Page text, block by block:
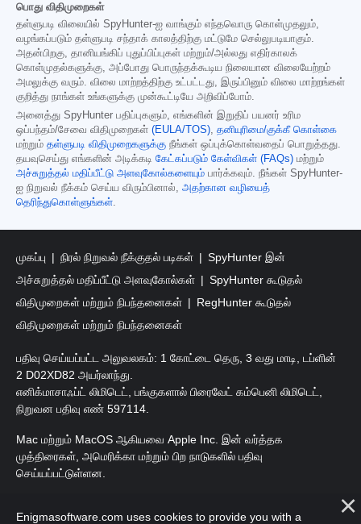
பொது விதிமுறைகள்
தள்ளுபடி விலையில் SpyHunter-ஐ வாங்கும் எந்தவொரு கொள்முதலும்,
வழங்கப்படும் தள்ளுபடி சந்தாக் காலத்திற்கு மட்டுமே செல்லுபடியாகும்.
அதன்பிறகு, தானியங்கிப் புதுப்பிப்புகள் மற்றும்/அல்லது எதிர்காலக்
கொள்முதல்களுக்கு, அப்போது பொருந்தக்கூடிய நிலையான விலையேற்றம்
அமலுக்கு வரும். விலை மாற்றத்திற்கு உட்பட்டது, இருப்பினும் விலை மாற்றங்கள்
குறித்து நாங்கள் உங்களுக்கு முன்கூட்டியே அறிவிப்போம்.
அனைத்து SpyHunter பதிப்புகளும், எங்களின் இறுதிப் பயனர் உரிம
ஒப்பந்தம்/சேவை விதிமுறைகள் (EULA/TOS), தனியுரிமை/குக்கீ கொள்கை
மற்றும் தள்ளுபடி விதிமுறைகளுக்கு நீங்கள் ஒப்புக்கொள்வதைப் பொறுத்தது.
தயவுசெய்து எங்களின் அடிக்கடி கேட்கப்படும் கேள்விகள் (FAQs) மற்றும்
அச்சுறுத்தல் மதிப்பீட்டு அளவுகோல்களையும் பார்க்கவும். நீங்கள் SpyHunter-
ஐ நிறுவல் நீக்கம் செய்ய விரும்பினால், அதற்கான வழியைத்
தெரிந்துகொள்ளுங்கள்.
முகப்பு நிரல் நிறுவல் நீக்குதல் படிகள்
SpyHunter இன்
அச்சுறுத்தல் மதிப்பீட்டு அளவுகோல்கள்
SpyHunter கூடுதல்
விதிமுறைகள் மற்றும் நிபந்தனைகள்
RegHunter கூடுதல்
விதிமுறைகள் மற்றும் நிபந்தனைகள்
பதிவு செய்யப்பட்ட அலுவலகம்: 1 கோட்டை தெரு, 3 வது மாடி, டப்ளின்
2 D02XD82 அயர்லாந்து.
எனிக்மாசாஃப்ட் லிமிடெட், பங்குகளால் பிரைவேட் கம்பெனி லிமிடெட்,
நிறுவன பதிவு எண் 597114.
Mac மற்றும் MacOS ஆகியவை Apple Inc. இன் வர்த்தக
முத்திரைகள், அமெரிக்கா மற்றும் பிற நாடுகளில் பதிவு
செய்யப்பட்டுள்ளன.
உரிமைகளும் பாதுகாக்கப்பட்டவை.
Enigmasoftware.com uses cookies to provide you with a